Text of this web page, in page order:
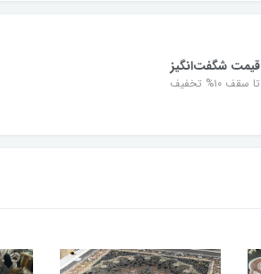
قیمت شگفت‌انگیز
تا سقف ۱۰% تخفیف